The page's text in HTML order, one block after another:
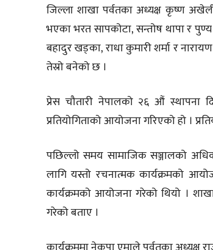
जिल्ला शाखा पर्वतका अध्यक्ष कृष्ण
भएका भरत सापकोटा, सन्तोष थापा र पुण्य
बहादुर खड्का, राधा कुमारी शर्मा र
तेस्रो बनेको छ ।
प्रेस चौतारी नेपालको २६ औं स्थापना
प्रतियोगिताको आयोजना गरिएको हो ।
पछिल्लो समय सामाजिक सञ्जालको
लागि यस्तो रचनात्मक कार्यक्रमको
कार्यक्रमको आयोजना गरेको थियो ।
गरेको बताए ।